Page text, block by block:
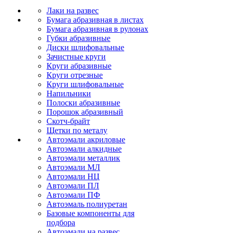
Лаки на развес
Бумага абразивная в листах
Бумага абразивная в рулонах
Губки абразивные
Диски шлифовальные
Зачистные круги
Круги абразивные
Круги отрезные
Круги шлифовальные
Напильники
Полоски абразивные
Порошок абразивный
Скотч-брайт
Щетки по металу
Автоэмали акриловые
Автоэмали алкидные
Автоэмали металлик
Автоэмали МЛ
Автоэмали НЦ
Автоэмали ПЛ
Автоэмали ПФ
Автоэмаль полиуретан
Базовые компоненты для
подбора